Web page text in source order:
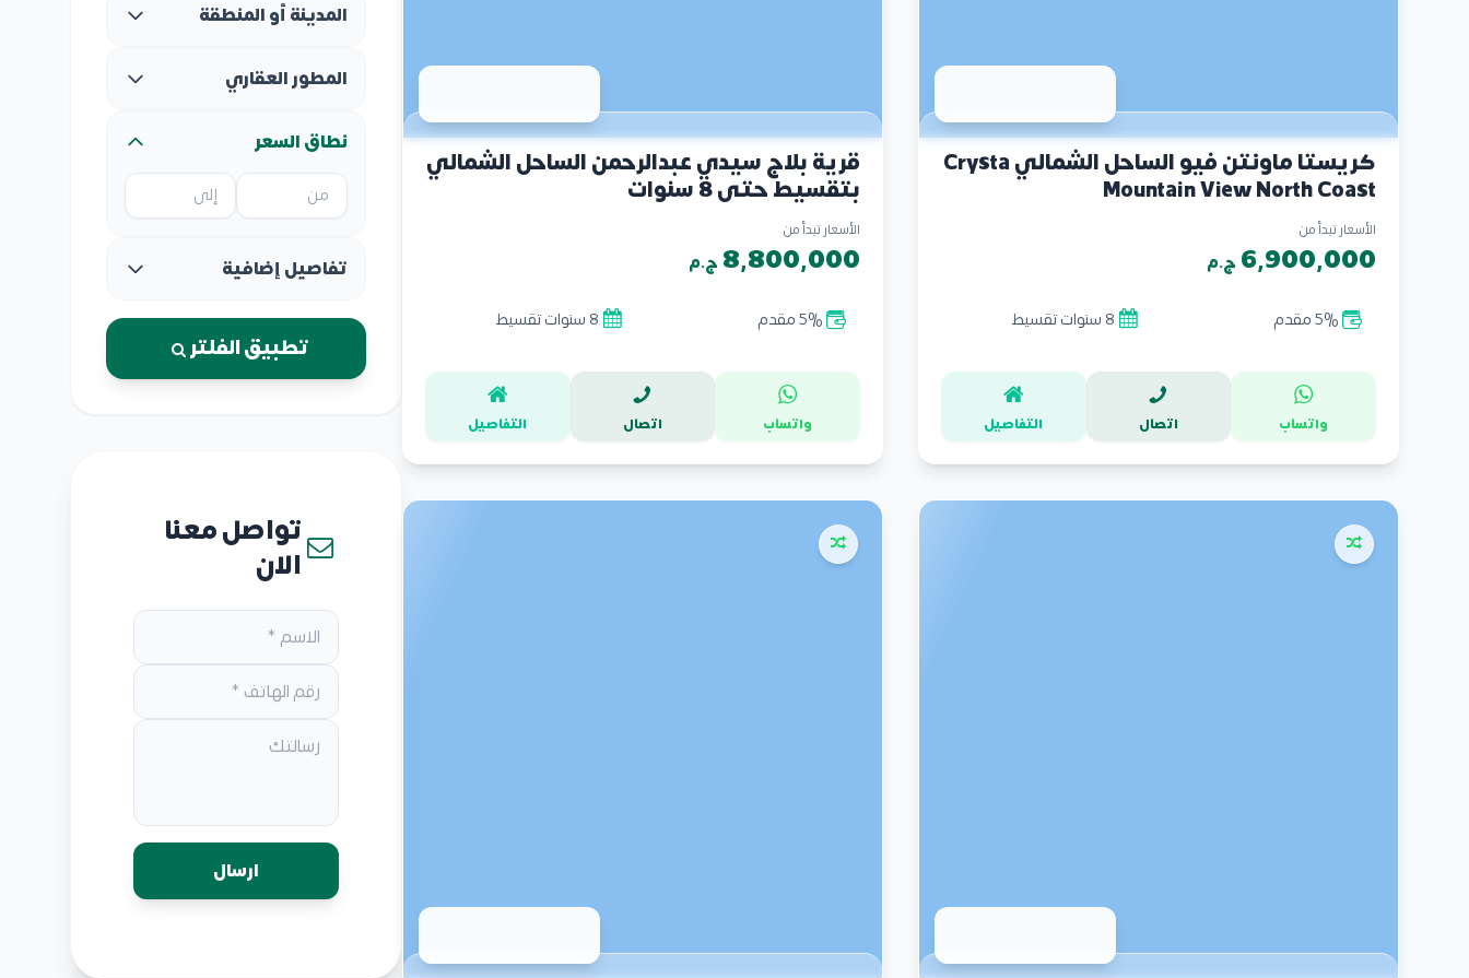
كريستا ماونتن فيو الساحل الشمالي Crysta
Mountain View North Coast
الأسعار تبدأ من
6,900,000 ج.م
5% مقدم 8 سنوات تقسيط
واتساب اتصال التفاصيل
قرية بلاج سيدي عبدالرحمن الساحل الشمالي
بتقسيط حتي 8 سنوات
الأسعار تبدأ من
8,800,000 ج.م
5% مقدم 8 سنوات تقسيط
واتساب اتصال التفاصيل
المدينة أو المنطقة
المطور العقاري
نطاق السعر
تفاصيل إضافية
تطبيق الفلتر
تواصل معنا
الان